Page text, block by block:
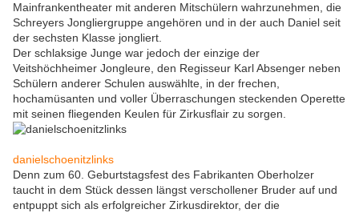
Mainfrankentheater mit anderen Mitschülern wahrzunehmen, die
Schreyers Jongliergruppe angehören und in der auch Daniel seit
der sechsten Klasse jongliert.
Der schlaksige Junge war jedoch der einzige der
Veitshöchheimer Jongleure, den Regisseur Karl Absenger neben
Schülern anderer Schulen auswählte, in der frechen,
hochamüsanten und voller Überraschungen steckenden Operette
mit seinen fliegenden Keulen für Zirkusflair zu sorgen.
danielschoenitzlinks
Denn zum 60. Geburtstagsfest des Fabrikanten Oberholzer
taucht in dem Stück dessen längst verschollener Bruder auf und
entpuppt sich als erfolgreicher Zirkusdirektor, der die